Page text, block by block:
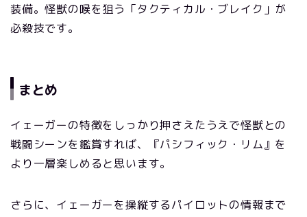
装備。怪獣の喉を狙う「タクティカル・ブレイク」が
必殺技です。
まとめ
イェーガーの特徴をしっかり押さえたうえで怪獣との
戦闘シーンを鑑賞すれば、『パシフィック・リム』を
より一層楽しめると思います。
さらに、イェーガーを操縦するパイロットの情報まで